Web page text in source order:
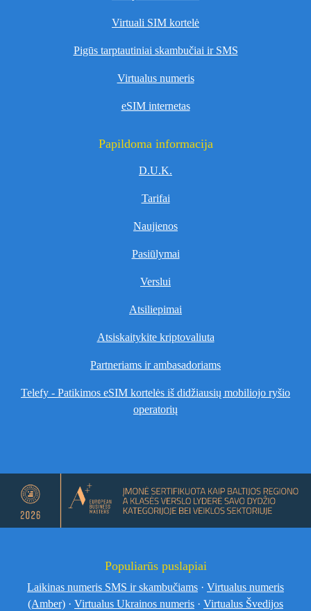
Virtuali SIM kortelė
Pigūs tarptautiniai skambučiai ir SMS
Virtualus numeris
eSIM internetas
Papildoma informacija
D.U.K.
Tarifai
Naujienos
Pasiūlymai
Verslui
Atsiliepimai
Atsiskaitykite kriptovaliuta
Partneriams ir ambasadoriams
Telefy - Patikimos eSIM kortelės iš didžiausių mobiliojo ryšio
operatorių
Populiarūs puslapiai
Laikinas numeris SMS ir skambučiams · Virtualus numeris
(Amber) · Virtualus Ukrainos numeris · Virtualus Švedijos